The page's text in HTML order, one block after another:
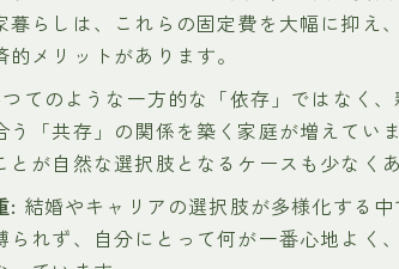
暮らしは、これらの固定費を大幅に抑え
メリットがあります。
てのような一方的な「依存」ではなく
う「共存」の関係を築く家庭が増えてい
とが自然な選択肢となるケースも少なく
: 結婚やキャリアの選択肢が多様化する
られず、自分にとって何が一番心地よく